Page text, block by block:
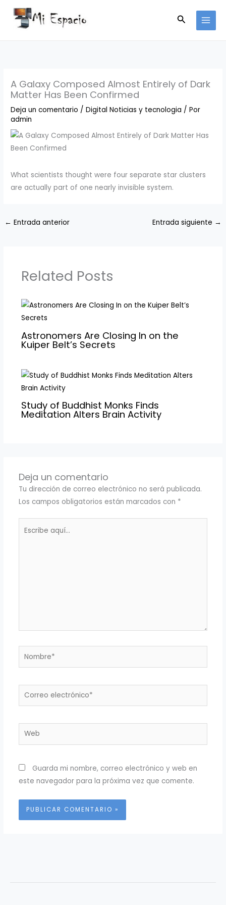
contenido
Buscar
A Galaxy Composed Almost Entirely of Dark
Matter Has Been Confirmed
Deja un comentario /Digital Noticias y tecnologia / Por
admin
​What scientists thought were four separate star clusters
are actually part of one nearly invisible system. ​
← Entrada anterior Entrada siguiente →
Related Posts
Astronomers Are Closing In on the
Kuiper Belt’s Secrets
Study of Buddhist Monks Finds
Meditation Alters Brain Activity
Deja un comentario
Tu dirección de correo electrónico no será publicada.
Los campos obligatorios están marcados con *
Nombre*
Correo
Web
Guarda mi nombre, correo electrónico y web en
este navegador para la próxima vez que comente.